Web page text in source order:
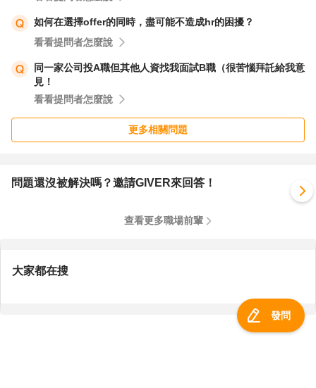
如何在選擇offer的同時，盡可能不造成hr的困擾？
看看提問者怎麼說
同一家公司投A職但其他人資找我面試B職（很苦惱拜託給我意
見！
看看提問者怎麼說
更多相關問題
問題還沒被解決嗎？邀請GIVER來回答！
查看更多職場前輩
大家都在搜
發問